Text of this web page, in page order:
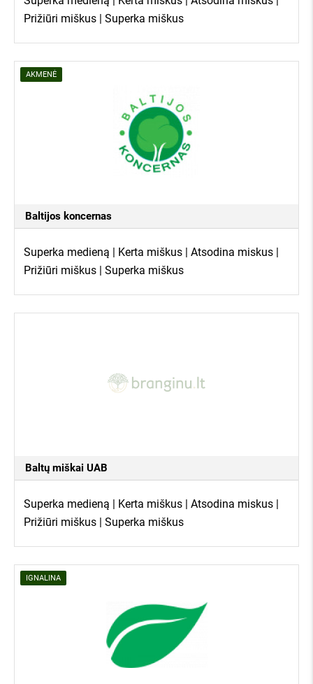
Prižiūri miškus | Superka miškus
Baltijos koncernas
Superka medieną | Kerta miškus | Atsodina miskus |
Prižiūri miškus | Superka miškus
AKMENĖ
Baltų miškai UAB
Superka medieną | Kerta miškus | Atsodina miskus |
Prižiūri miškus | Superka miškus
IGNALINA